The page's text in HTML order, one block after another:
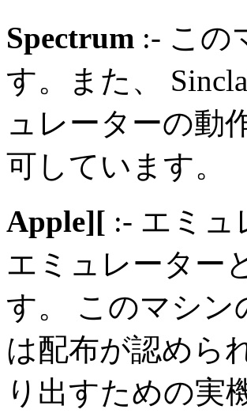
Spectrum :- この
す。また、
ュレーターの動
可しています。
Apple][ :- エミュ
エミュレーター
す。 このマシン
は配布が認めら
り出すための実